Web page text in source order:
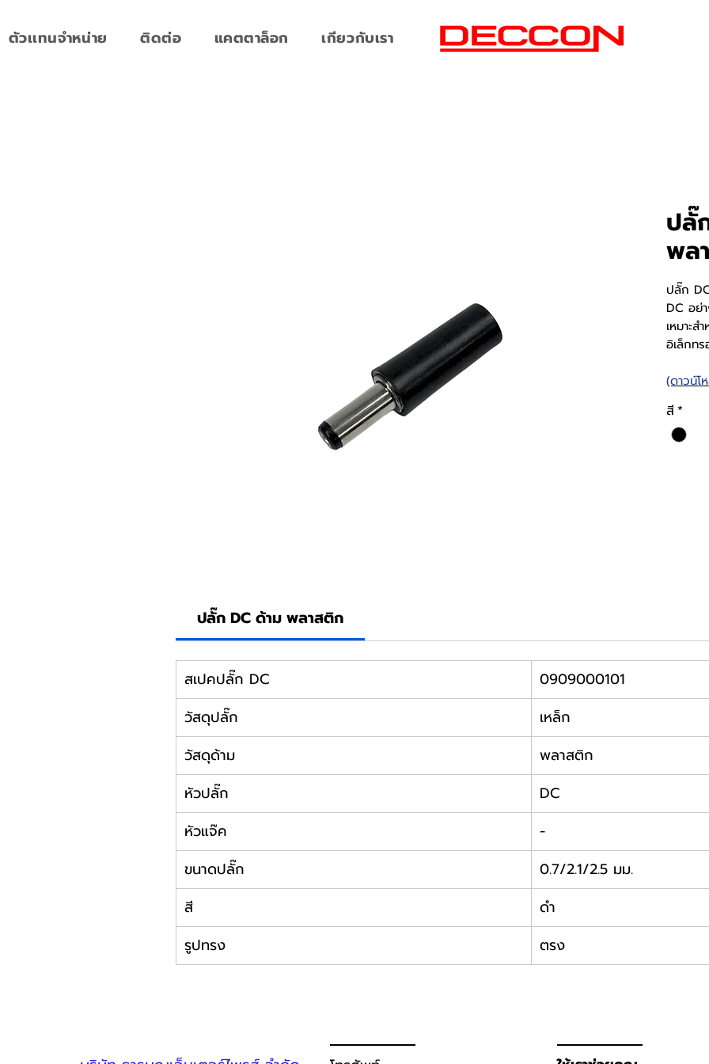
ตัวเเทนจำหน่าย ติดต่อ แคตตาล็อก เกียวกับเรา
ปลั๊
พล
ปลั๊ก
DC อย่
เหมาะ
อิเล็กท
(ดาวน์โ
สี*
ปลั๊ก DC ด้าม พลาสติก
สเปคปลั๊ก DC
0909000101
วัสดุปลั๊ก
เหล็ก
วัสดุด้าม
พลาสติก
หัวปลั๊ก
DC
หัวแจ๊ค
-
ขนาดปลั๊ก
0.7/2.1/2.5 มม.
สี
ดำ
รูปทรง
ตรง